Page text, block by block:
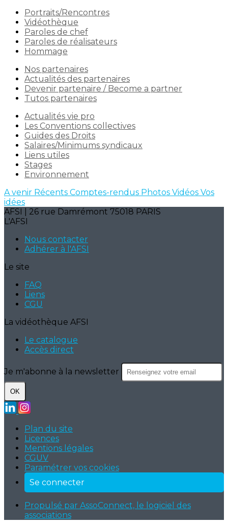
Portraits/Rencontres
Vidéothèque
Paroles de chef
Paroles de réalisateurs
Hommage
Nos partenaires
Actualités des partenaires
Devenir partenaire / Become a partner
Tutos partenaires
Actualités vie pro
Les Conventions collectives
Guides des Droits
Salaires/Minimums syndicaux
Liens utiles
Stages
Environnement
A venir Récents Comptes-rendus Photos Vidéos Vos
idées
AFSI | 26 rue Damrémont 75018 PARIS
L'AFSI
Nous contacter
Adhérer à l'AFSI
Le site
FAQ
Liens
CGU
La vidéothèque AFSI
Le catalogue
Accès direct
Je m'abonne à la newsletter
OK
Plan du site
Licences
Mentions légales
CGUV
Paramétrer vos cookies
Se connecter
Propulsé par AssoConnect, le logiciel des
associations